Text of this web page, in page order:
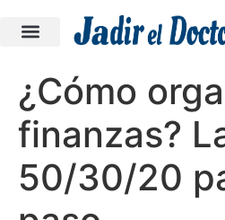
¿Cómo
finanzas?
50/30/20